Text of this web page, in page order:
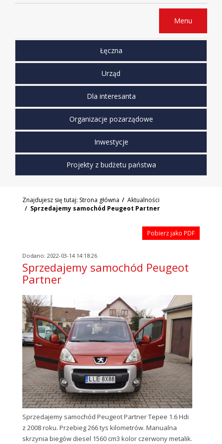
Menu
Łęczna
Urząd
Dla interesanta
Organizacje pozarządowe
Inwestycje
Projekty z budżetu państwa
Znajdujesz się tutaj: Strona główna
Aktualności
Sprzedajemy samochód Peugeot Partner
Pobierz jako PDF
Dodano: 2022-03-14 14:18:26
Sprzedajemy samochód Peugeot
Partner
Sprzedajemy samochód Peugeot Partner Tepee 1.6 Hdi
z 2008 roku. Przebieg 266 tys kilometrów. Manualna
skrzynia biegów diesel 1560 cm3 kolor czerwony metalik.